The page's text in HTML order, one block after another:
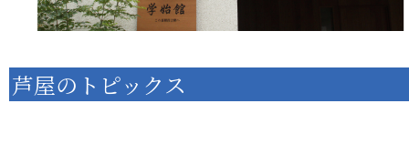
芦屋のトピックス